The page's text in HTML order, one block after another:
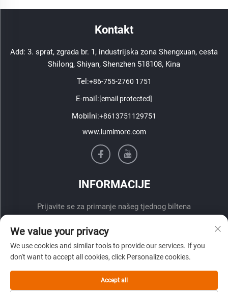
Kontakt
Add: 3. sprat, zgrada br. 1, industrijska zona Shengxuan, cesta
Shilong, Shiyan, Shenzhen 518108, Kina
Tel:+86-755-2760 1751
E-mail:[email protected]
Mobilni:+8613751129751
www.lumimore.com
INFORMACIJE
Prijavite se za primanje našeg tjednog biltena
We value your privacy
We use cookies and similar tools to provide our services. If you
don't want to accept all cookies, click Personalize cookies.
Accept all